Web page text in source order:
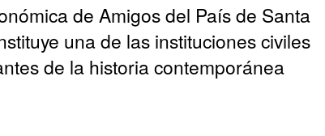
de Amigos del País de Santa
una de las instituciones civiles
de la historia contemporánea